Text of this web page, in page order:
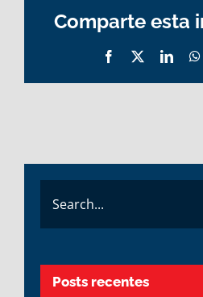
Comparte esta
Facebook
for:
Posts recentes